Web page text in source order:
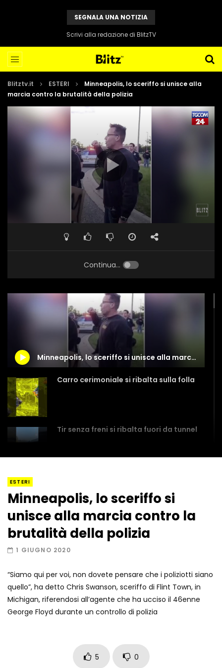
SEGNALA UNA NOTIZIA
Scrivi alla redazione di BlitzTV
Blitztv.it ESTERI
Minneapolis, lo sceriffo si unisce alla
marcia contro la brutalità della polizia
Continua...
Minneapolis, lo sceriffo si unisce alla marcia contro la brutalità della polizia
Carro cerimoniale si ribalta sulla folla
Tir senza freni si ribalta fuori da tunnel
Amiocuggino fa saltare in aria il drone
Record di baci in 30 secondi
ESTERI
Minneapolis, lo sceriffo si
unisce alla marcia contro la
brutalità della polizia
1 GIUGNO 2020
“Siamo qui per voi, non dovete pensare che i poliziotti siano
quello”, ha detto Chris Swanson, sceriffo di Flint Town, in
Michigan, riferendosi all’agente che ha ucciso il 46enne
George Floyd durante un controllo di polizia
5 0